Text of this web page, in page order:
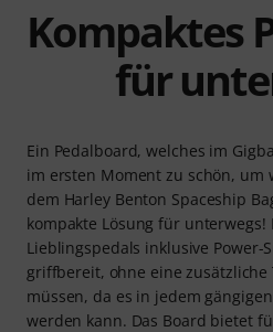
Kompaktes
für
Ein Pedalboard, welches im
im ersten Moment zu schön, um
dem Harley Benton Spaceship
kompakte Lösung für unterwegs!
Lieblingspedals inklusive Power-
griffbereit, ohne eine zusätzliche
müssen, da es in jedem
werden kann. Das Board bietet